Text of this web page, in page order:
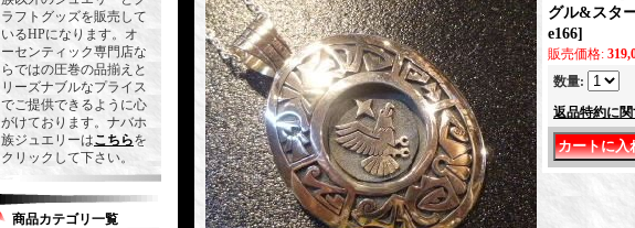
ラフトグッズを販売して
いるHPになります。オ
ーセンティック専門店な
らではの圧巻の品揃えと
リーズナブルなプライス
でご提供できるように心
がけております。ナバホ
族ジュエリーはこちらを
クリックして下さい。
商品カテゴリ一覧
グル&スタ
e166]
販売価格:
数量:
返品特約に